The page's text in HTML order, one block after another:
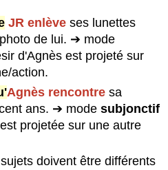
JR enlèveses lunettes
de lui. ➔ mode
d'Agnès est projeté sur
action.
Agnèsrencontresa
ans. ➔ mode subjonctif
projetée sur une autre
doivent être différents